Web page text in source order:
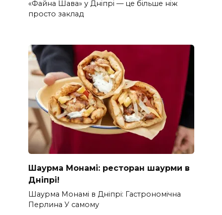
«Файна Шава» у Дніпрі — це більше ніж
просто заклад
Шаурма Монамі: ресторан шаурми в
Дніпрі!
Шаурма Монамі в Дніпрі: Гастрономічна
Перлина У самому